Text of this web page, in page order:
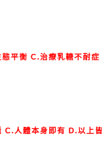
平衡 C.治療乳糖不耐症
C.人體本身即有 D.以上